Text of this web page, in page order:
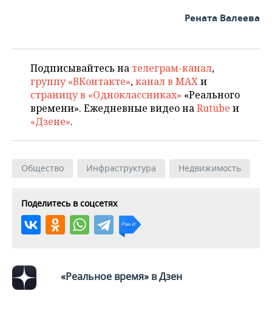
Рената Валеева
Подписывайтесь на телеграм-канал,
группу «ВКонтакте»,канал в MAXи
страницу в «Одноклассниках» «Реального
времени». Ежедневные видео наRutube и
«Дзене».
Общество Инфраструктура Недвижимость
Поделитесь в соцсетях
«Реальное время» в Дзен